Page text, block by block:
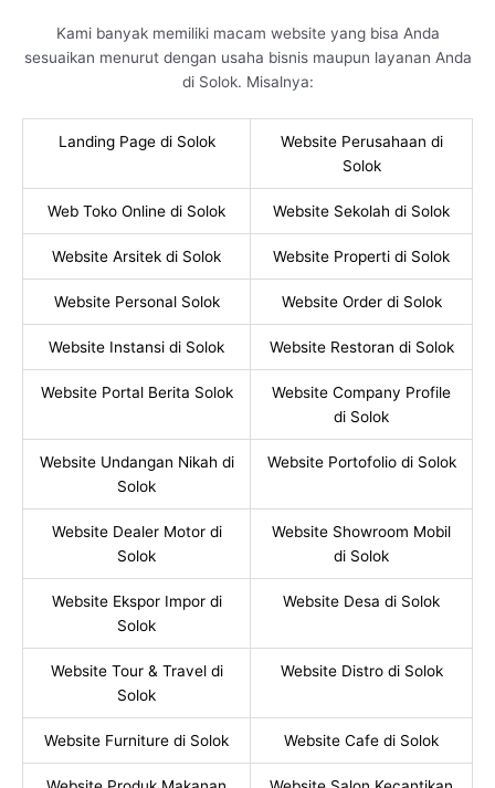
Kami banyak memiliki macam website yang bisa Anda
sesuaikan menurut dengan usaha bisnis maupun layanan Anda
di Solok. Misalnya:
Landing Page di Solok
Website Perusahaan di
Solok
Web Toko Online di Solok Website Sekolah di Solok
Website Arsitek di Solok Website Properti di Solok
Website Personal Solok Website Order di Solok
Website Instansi di Solok Website Restoran di Solok
Website Portal Berita Solok
Website Company Profile
di Solok
Website Undangan Nikah di
Solok
Website Portofolio di Solok
Website Dealer Motor di
Solok
Website Showroom Mobil
di Solok
Website Ekspor Impor di
Solok
Website Desa di Solok
Website Tour & Travel di
Solok
Website Distro di Solok
Website Furniture di Solok Website Cafe di Solok